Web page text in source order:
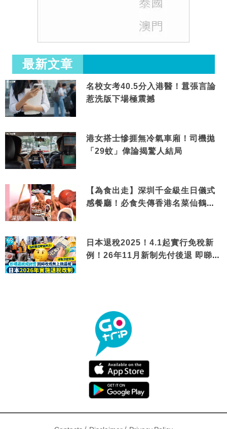
最新文章
名校女考40.5分入港醫！囂張言論
惹洗版下場極震撼
港女搭士慘捱無冷氣車廂！司機拋
「29蚊」偉論揭驚人結局
【為食出走】深圳千金級生日儀式
感餐廳！必食失傳香港名菜仙鶴神
日本退稅2025！4.1起實行免稅新
例！26年11月新制先付後退 即睇步